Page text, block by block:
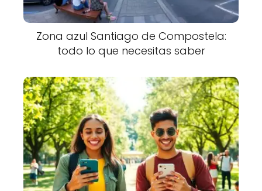
Zona azul Santiago de Compostela:
todo lo que necesitas saber